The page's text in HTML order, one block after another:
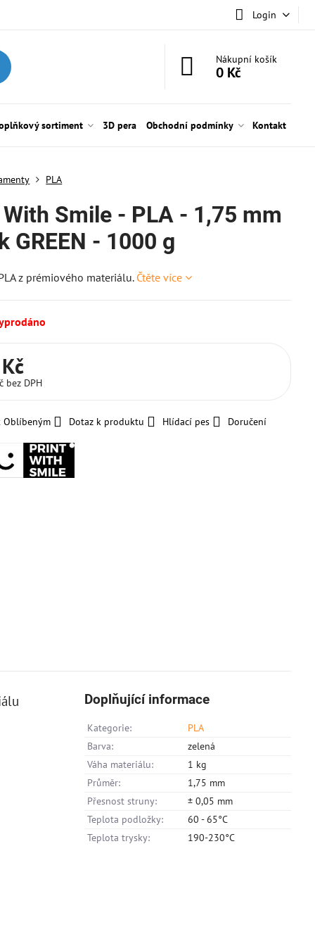
Login
Nákupní košík
0 Kč
sortiment 3D pera Obchodní podmínky Kontakt
PLA
Smile - PLA - 1,75 mm
GREEN - 1000 g
z prémiového materiálu. Čtěte více
bez DPH
Oblíbeným Dotaz k produktu Hlídací pes Doručení
Doplňující informace
Kategorie:
PLA
Barva:
zelená
Váha materiálu:
1 kg
Průměr:
1,75 mm
Přesnost struny:
± 0,05 mm
Teplota podložky:
60 - 65°C
Teplota trysky:
190-230°C